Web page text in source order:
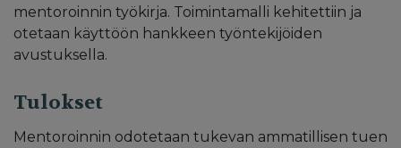
mentoroinnin työkirja. Toimintamalli kehitettiin ja
otetaan käyttöön hankkeen työntekijöiden
avustuksella.
Tulokset
Mentoroinnin odotetaan tukevan ammatillisen tuen